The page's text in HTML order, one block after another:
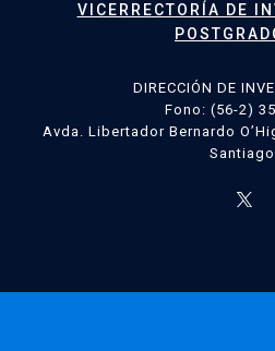
VICERRECTORÍA DE
DIRECCIÓN DE
Fono: (56-2)
Avda. Libertador Bernardo